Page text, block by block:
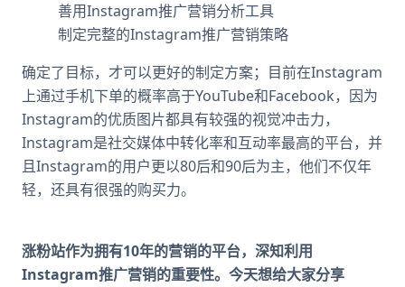
善用Instagram推广营销分析工具
制定完整的Instagram推广营销策略
确定了目标，才可以更好的制定方案；目前在Instagram
上通过手机下单的概率高于YouTube和Facebook，因为
Instagram的优质图片都具有较强的视觉冲击力，
Instagram是社交媒体中转化率和互动率最高的平台，并
且Instagram的用户更以80后和90后为主，他们不仅年
轻，还具有很强的购买力。
涨粉站作为拥有10年的营销的平台，深知利用
Instagram推广营销的重要性。今天想给大家分享